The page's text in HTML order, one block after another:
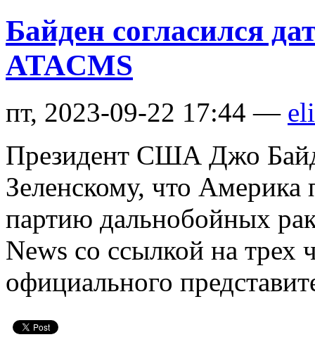
Байден согласился
ATACMS
пт, 2023-09-22 17:44 —
Президент США Джо
Зеленскому, что
партию дальнобойных
News со ссылкой на
официального